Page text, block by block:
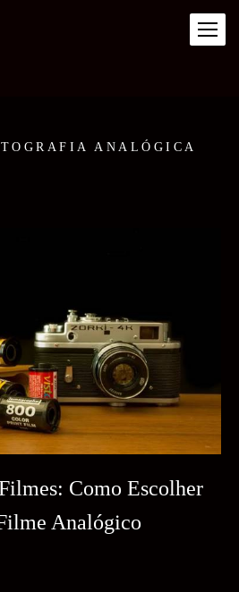
ANALÓGICA
Como Escolher
Analógico